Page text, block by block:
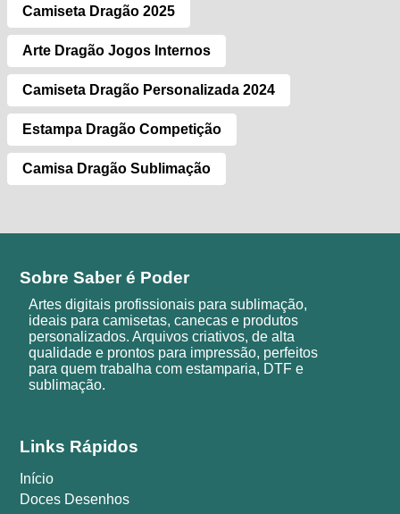
Camiseta Dragão 2025
Arte Dragão Jogos Internos
Camiseta Dragão Personalizada 2024
Estampa Dragão Competição
Camisa Dragão Sublimação
Sobre Saber é Poder
Artes digitais profissionais para sublimação,
ideais para camisetas, canecas e produtos
personalizados. Arquivos criativos, de alta
qualidade e prontos para impressão, perfeitos
para quem trabalha com estamparia, DTF e
sublimação.
Links Rápidos
Início
Doces Desenhos